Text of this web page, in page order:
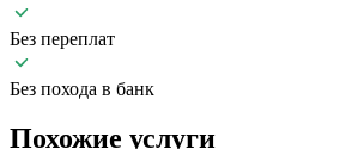
Без переплат
Без похода в банк
Похожие услуги